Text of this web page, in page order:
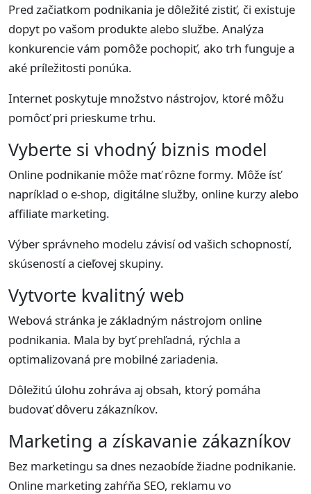
Pred začiatkom podnikania je dôležité zistiť, či existuje
dopyt po vašom produkte alebo službe. Analýza
konkurencie vám pomôže pochopiť, ako trh funguje a
aké príležitosti ponúka.
Internet poskytuje množstvo nástrojov, ktoré môžu
pomôcť pri prieskume trhu.
Vyberte si vhodný biznis model
Online podnikanie môže mať rôzne formy. Môže ísť
napríklad o e-shop, digitálne služby, online kurzy alebo
affiliate marketing.
Výber správneho modelu závisí od vašich schopností,
skúseností a cieľovej skupiny.
Vytvorte kvalitný web
Webová stránka je základným nástrojom online
podnikania. Mala by byť prehľadná, rýchla a
optimalizovaná pre mobilné zariadenia.
Dôležitú úlohu zohráva aj obsah, ktorý pomáha
budovať dôveru zákazníkov.
Marketing a získavanie zákazníkov
Bez marketingu sa dnes nezaobíde žiadne podnikanie.
Online marketing zahŕňa SEO, reklamu vo